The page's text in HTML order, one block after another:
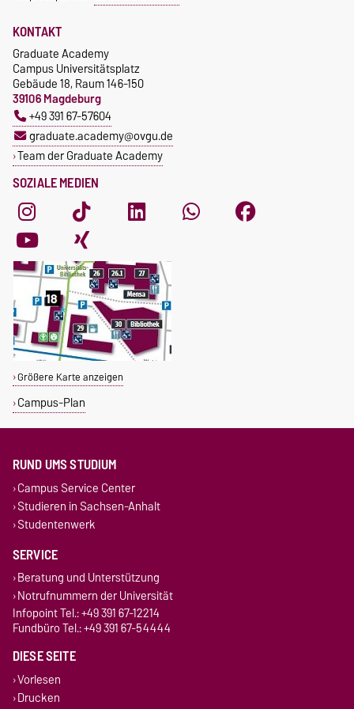
achim.engelhorn@ovgu.de
https://tactic.ovgu.de/
https://www.nachos.ovgu.de
/
SOZIALE MEDIEN
KONTAKT
Graduate Academy
Campus Universitätsplatz
Gebäude 18, Raum 146-150
39106 Magdeburg
+49 391 67-57604
graduate.academy@ovgu.de
Team der Graduate Academy
Größere Karte anzeigen
Campus-Plan
RUND UMS STUDIUM
Campus Service Center
Studieren in Sachsen-Anhalt
Studentenwerk
SERVICE
Beratung und Unterstützung
Notrufnummern der Universität
Infopoint Tel.: +49 391 67-12214
Fundbüro Tel.: +49 391 67-54444
DIESE SEITE
Vorlesen
Drucken